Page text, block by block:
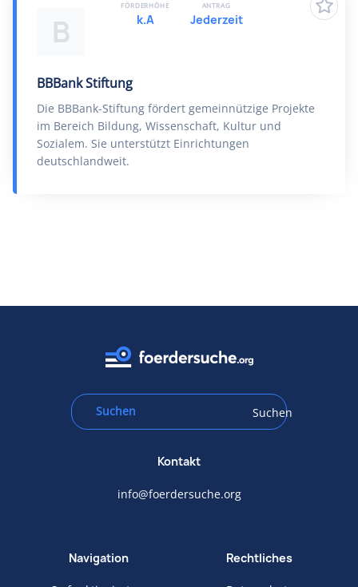
B
BBBank Stiftung
Die BBBank-Stiftung fördert gemeinnützige Projekte
im Bereich Bildung, Wissenschaft, Kultur und
Sozialem. Sie unterstützt Einrichtungen
deutschlandweit.
FÖRDERHÖHE
k.A
ANTRAG
Jederzeit
Suchen
Kontakt
info@foerdersuche.org
Navigation Rechtliches